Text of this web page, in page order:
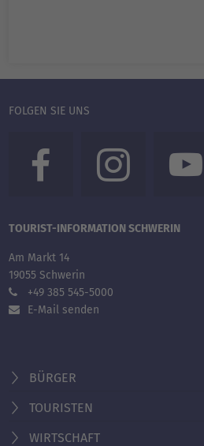
FOLGEN SIE UNS
TOURIST-INFORMATION SCHWERIN
Am Markt 14
19055 Schwerin
+49 385 545-5000
E-Mail senden
BÜRGER
TOURISTEN
WIRTSCHAFT